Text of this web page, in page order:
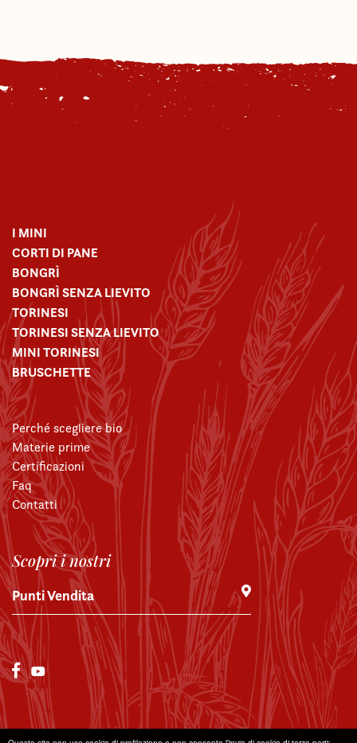
I MINI
CORTI DI PANE
BONGRÌ
BONGRÌ SENZA LIEVITO
TORINESI
TORINESI SENZA LIEVITO
MINI TORINESI
BRUSCHETTE
Perché scegliere bio
Materie prime
Certificazioni
Faq
Contatti
Scopri i nostri
Punti Vendita
© MONVISO GROUP SRL P.IVA IT 10138110969